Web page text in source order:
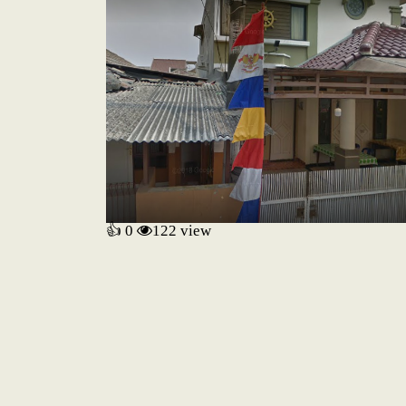
👍 0 122 view